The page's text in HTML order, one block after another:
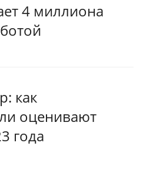
4 миллиона
как
оценивают
года